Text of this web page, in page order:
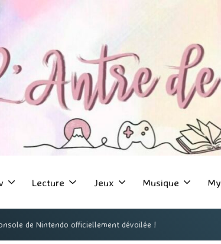
Lecture Jeux Musique
de Nintendo officiellement dévoilée !